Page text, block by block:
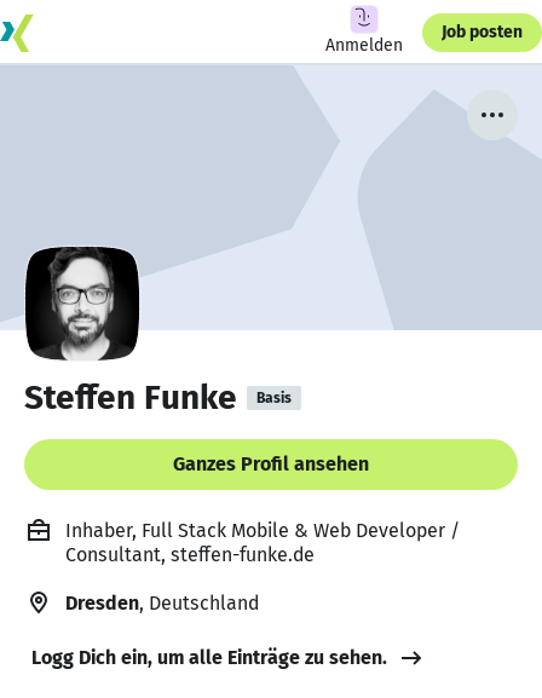
Anmelden
Job posten
Steffen Funke Basis
Ganzes Profil ansehen
Inhaber, Full Stack Mobile & Web Developer /
Consultant, steffen-funke.de
Dresden, Deutschland
Logg Dich ein, um alle Einträge zu sehen.